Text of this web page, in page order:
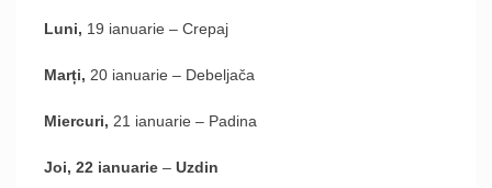
Luni, 19 ianuarie – Crepaj
Marți, 20 ianuarie – Debeljača
Miercuri, 21 ianuarie – Padina
Joi, 22 ianuarie – Uzdin